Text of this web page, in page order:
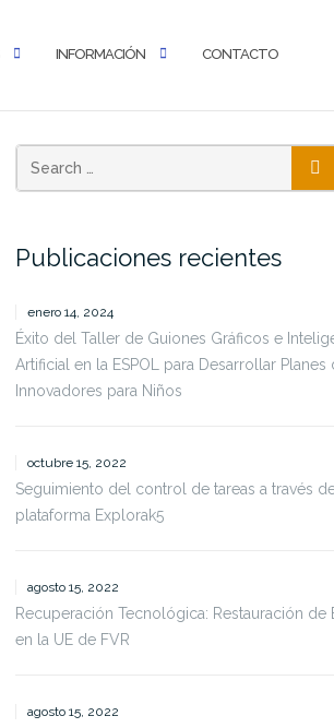
INFORMACIÓN CONTACTO
Publicaciones recientes
enero 14, 2024
Éxito del Taller de Guiones Gráficos e
Artificial en la ESPOL para Desarrollar Planes
Innovadores para Niños
octubre 15, 2022
Seguimiento del control de tareas a través
plataforma Explorak5
agosto 15, 2022
Recuperación Tecnológica: Restauración de
en la UE de FVR
agosto 15, 2022